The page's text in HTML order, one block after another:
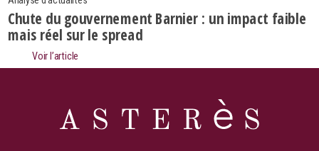
Chute du gouvernement Barnier : un impact faible
mais réel sur le spread
Voir l’article